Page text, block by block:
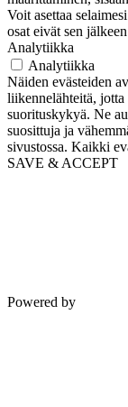
Voit asettaa
osat eivät sen
Analytiikka
Analytiikka
Näiden evästeiden
liikennelähteitä, jotta
suorituskykyä. Ne
suosittuja ja
sivustossa. Kaikki
SAVE & ACCEPT
Powered by